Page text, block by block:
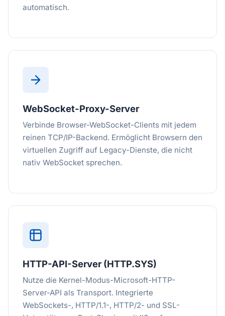
automatisch.
WebSocket-Proxy-Server
Verbinde Browser-WebSocket-Clients mit jedem
reinen TCP/IP-Backend. Ermöglicht Browsern den
virtuellen Zugriff auf Legacy-Dienste, die nicht
nativ WebSocket sprechen.
HTTP-API-Server (HTTP.SYS)
Nutze die Kernel-Modus-Microsoft-HTTP-
Server-API als Transport. Integrierte
WebSockets-, HTTP/1.1-, HTTP/2- und SSL-